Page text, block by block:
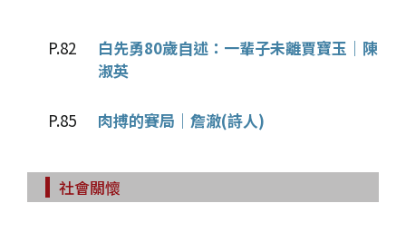
P.82
白先勇80歲自述：一輩子未離賈寶玉｜陳
淑英
P.85 肉搏的賽局｜詹澈(詩人)
社會關懷